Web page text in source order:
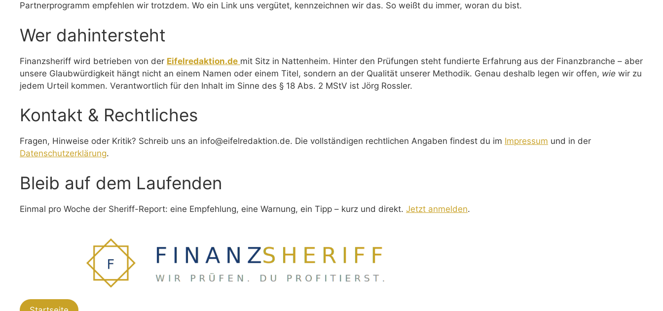
Partnerprogramm empfehlen wir trotzdem. Wo ein Link uns vergütet, kennzeichnen wir das. So weißt du immer, woran du bist.
Wer dahintersteht
Finanzsheriff wird betrieben von der Eifelredaktion.de mit Sitz in Nattenheim. Hinter den Prüfungen steht fundierte Erfahrung aus der Finanzbranche – aber
unsere Glaubwürdigkeit hängt nicht an einem Namen oder einem Titel, sondern an der Qualität unserer Methodik. Genau deshalb legen wir offen, wie wir zu
jedem Urteil kommen. Verantwortlich für den Inhalt im Sinne des § 18 Abs. 2 MStV ist Jörg Rossler.
Kontakt & Rechtliches
Fragen, Hinweise oder Kritik? Schreib uns an info@eifelredaktion.de. Die vollständigen rechtlichen Angaben findest du im Impressum und in der
Datenschutzerklärung.
Bleib auf dem Laufenden
Einmal pro Woche der Sheriff-Report: eine Empfehlung, eine Warnung, ein Tipp – kurz und direkt. Jetzt anmelden.